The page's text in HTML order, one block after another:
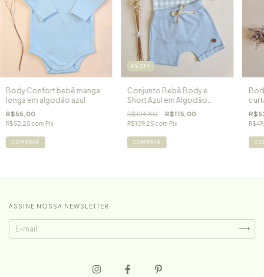
Body Confort bebê manga
longa em algodão azul
R$55,00
R$52,25com Pix
COMPRAR
8% OFF
Conjunto Bebê Body e
Short Azul em Algodão
Egípcio Teddy
R$124,80 R$115,00
R$109,25com Pix
COMPRAR
ASSINE NOSSA NEWSLETTER